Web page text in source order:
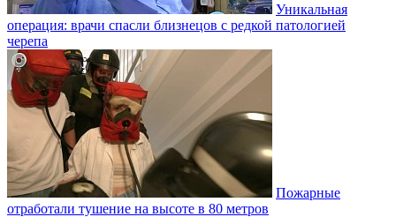
Уникальная
операция: врачи спасли близнецов с редкой патологией
черепа
Пожарные
отработали тушение на высоте в 80 метров